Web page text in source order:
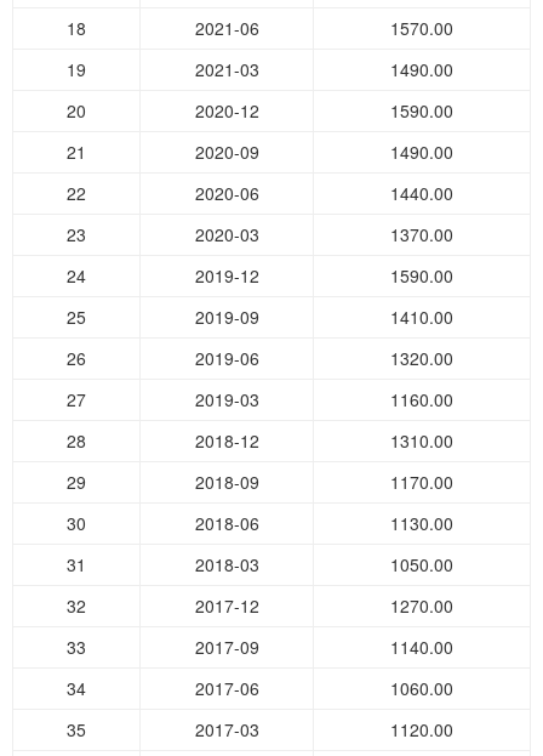
18
2021-06
1570.00
19
2021-03
1490.00
20
2020-12
1590.00
21
2020-09
1490.00
22
2020-06
1440.00
23
2020-03
1370.00
24
2019-12
1590.00
25
2019-09
1410.00
26
2019-06
1320.00
27
2019-03
1160.00
28
2018-12
1310.00
29
2018-09
1170.00
30
2018-06
1130.00
31
2018-03
1050.00
32
2017-12
1270.00
33
2017-09
1140.00
34
2017-06
1060.00
35
2017-03
1120.00